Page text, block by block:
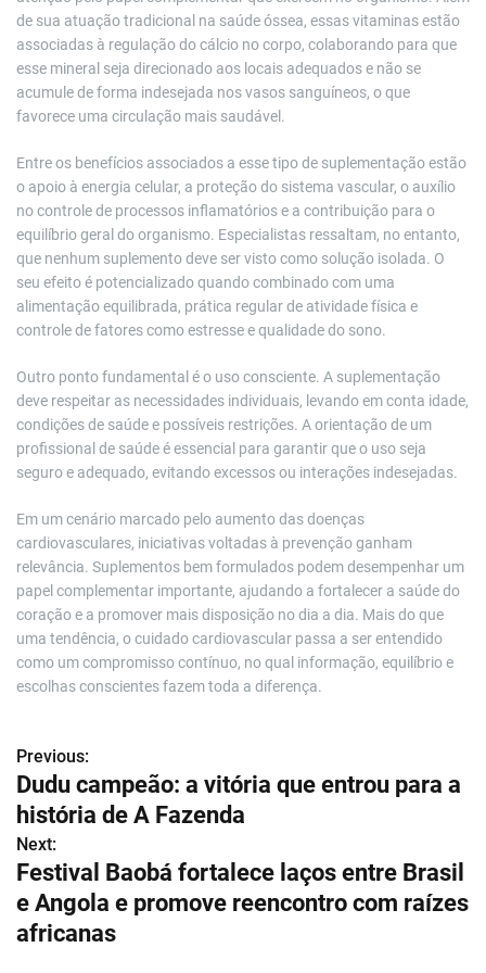
de sua atuação tradicional na saúde óssea, essas vitaminas estão
associadas à regulação do cálcio no corpo, colaborando para que
esse mineral seja direcionado aos locais adequados e não se
acumule de forma indesejada nos vasos sanguíneos, o que
favorece uma circulação mais saudável.
Entre os benefícios associados a esse tipo de suplementação estão
o apoio à energia celular, a proteção do sistema vascular, o auxílio
no controle de processos inflamatórios e a contribuição para o
equilíbrio geral do organismo. Especialistas ressaltam, no entanto,
que nenhum suplemento deve ser visto como solução isolada. O
seu efeito é potencializado quando combinado com uma
alimentação equilibrada, prática regular de atividade física e
controle de fatores como estresse e qualidade do sono.
Outro ponto fundamental é o uso consciente. A suplementação
deve respeitar as necessidades individuais, levando em conta idade,
condições de saúde e possíveis restrições. A orientação de um
profissional de saúde é essencial para garantir que o uso seja
seguro e adequado, evitando excessos ou interações indesejadas.
Em um cenário marcado pelo aumento das doenças
cardiovasculares, iniciativas voltadas à prevenção ganham
relevância. Suplementos bem formulados podem desempenhar um
papel complementar importante, ajudando a fortalecer a saúde do
coração e a promover mais disposição no dia a dia. Mais do que
uma tendência, o cuidado cardiovascular passa a ser entendido
como um compromisso contínuo, no qual informação, equilíbrio e
escolhas conscientes fazem toda a diferença.
N
a
v
e
g
Previous:
Dudu campeão: a vitória que entrou para a
história de A Fazenda
Next:
Festival Baobá fortalece laços entre Brasil
e Angola e promove reencontro com raízes
africanas